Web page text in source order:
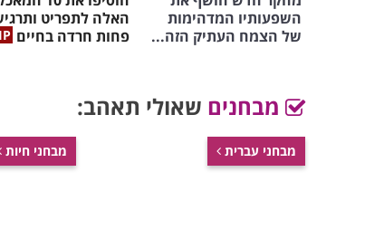
השפעותיו המדהימות
של הצמח העתיק הזה...
האלה לתפריט
פחות חרדה בחיים
מבחנים שאולי תאהב:
מבחני עברית מבחני חיות